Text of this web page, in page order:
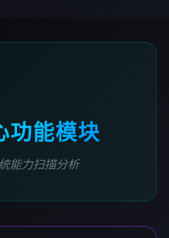
功能模块
能力扫描分析